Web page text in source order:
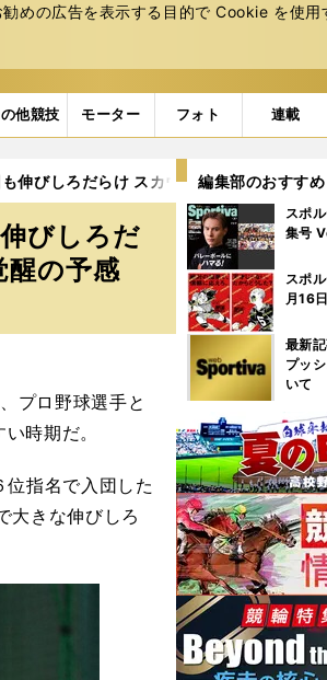
めの広告を表⽰する⽬的で Cookie を使⽤
他競技 モーター フォト 連載
伸びしろだらけ スカウトも惚れ込んだ「人
びしろだ
醒の予感
プロ野球選手と
時期だ。
指名で入団した
大きな伸びしろ
編集部のおすすめ
スポ
集号
スポ
月16
最新
プッ
いて